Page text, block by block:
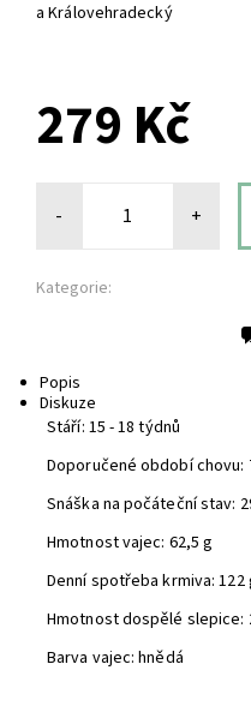
a Královehradecký
279 Kč
- +
Kategorie:
Popis
Diskuze
Stáří: 15 - 18 týdnů
Doporučené období chovu:
Snáška na počáteční stav:
Hmotnost vajec: 62,5 g
Denní spotřeba krmiva: 122
Hmotnost dospělé slepice:
Barva vajec: hnědá